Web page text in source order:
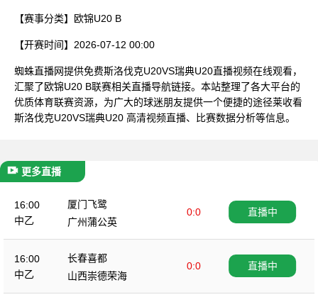
【赛事分类】 欧锦U20 B
【开赛时间】 2026-07-12 00:00
蜘蛛直播网提供免费斯洛伐克U20VS瑞典U20直播视频在线观看，
汇聚了欧锦U20 B联赛相关直播导航链接。本站整理了各大平台的
优质体育联赛资源，为广大的球迷朋友提供一个便捷的途径莱收看
斯洛伐克U20VS瑞典U20 高清视频直播、比赛数据分析等信息。
更多直播
16:00
中乙
厦门飞鹭
0:0
广州蒲公英
直播中
16:00
中乙
长春喜都
0:0
山西崇德荣海
直播中